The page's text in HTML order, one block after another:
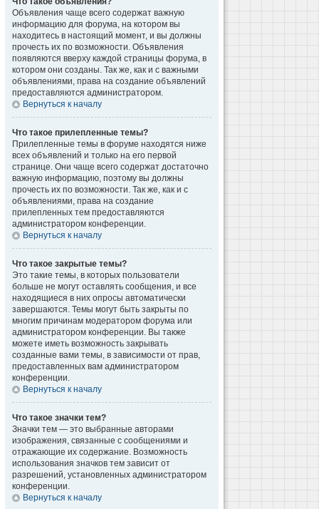
Объявления чаще всего содержат важную
информацию для форума, на котором вы
находитесь в настоящий момент, и вы должны
прочесть их по возможности. Объявления
появляются вверху каждой страницы форума, в
котором они созданы. Так же, как и с важными
объявлениями, права на создание объявлений
предоставляются администратором.
Вернуться к началу
Что такое прилепленные темы?
Прилепленные темы в форуме находятся ниже
всех объявлений и только на его первой
странице. Они чаще всего содержат достаточно
важную информацию, поэтому вы должны
прочесть их по возможности. Так же, как и с
объявлениями, права на создание
прилепленных тем предоставляются
администратором конференции.
Вернуться к началу
Что такое закрытые темы?
Это такие темы, в которых пользователи
больше не могут оставлять сообщения, и все
находящиеся в них опросы автоматически
завершаются. Темы могут быть закрыты по
многим причинам модератором форума или
администратором конференции. Вы также
можете иметь возможность закрывать
созданные вами темы, в зависимости от прав,
предоставленных вам администратором
конференции.
Вернуться к началу
Что такое значки тем?
Значки тем — это выбранные авторами
изображения, связанные с сообщениями и
отражающие их содержание. Возможность
использования значков тем зависит от
разрешений, установленных администратором
конференции.
Вернуться к началу